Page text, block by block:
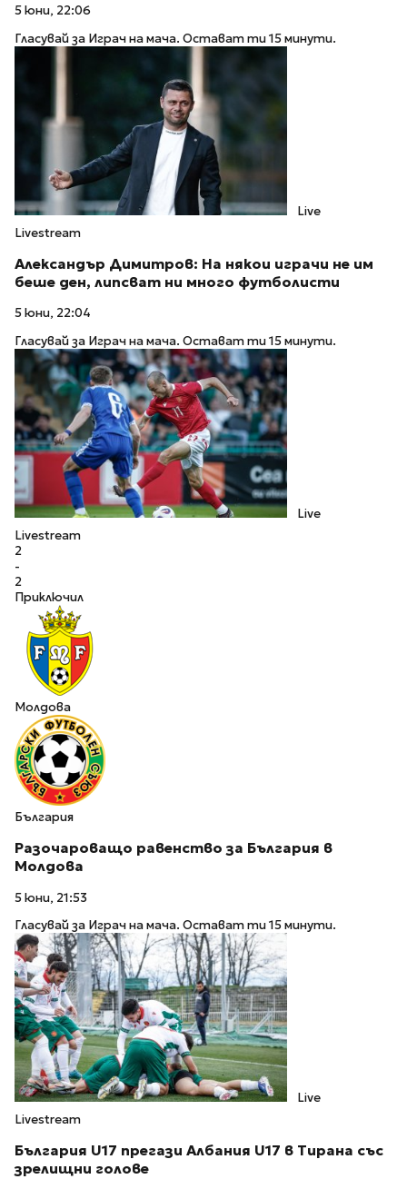
5 юни, 22:06
Гласувай за Играч на мача. Остават ти 15 минути.
Live
Livestream
Александър Димитров: На някои играчи не им
беше ден, липсват ни много футболисти
5 юни, 22:04
Гласувай за Играч на мача. Остават ти 15 минути.
Live
Livestream
2
-
2
Приключил
Молдова
България
Разочароващо равенство за България в
Молдова
5 юни, 21:53
Гласувай за Играч на мача. Остават ти 15 минути.
Live
Livestream
България U17 прегази Албания U17 в Тирана със
зрелищни голове